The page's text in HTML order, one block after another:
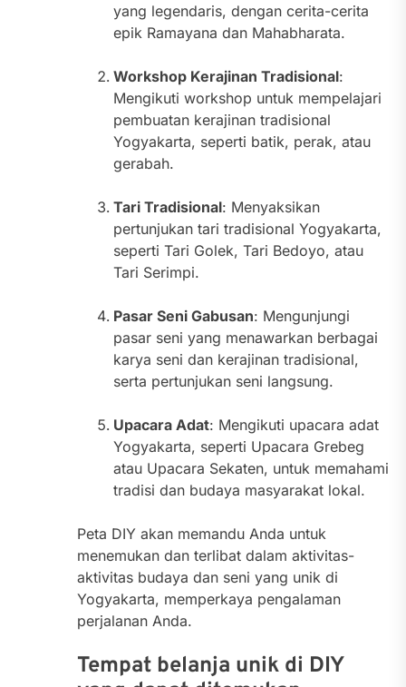
yang legendaris, dengan cerita-cerita
epik Ramayana dan Mahabharata.
Workshop Kerajinan Tradisional:
Mengikuti workshop untuk mempelajari
pembuatan kerajinan tradisional
Yogyakarta, seperti batik, perak, atau
gerabah.
Tari Tradisional: Menyaksikan
pertunjukan tari tradisional Yogyakarta,
seperti Tari Golek, Tari Bedoyo, atau
Tari Serimpi.
Pasar Seni Gabusan: Mengunjungi
pasar seni yang menawarkan berbagai
karya seni dan kerajinan tradisional,
serta pertunjukan seni langsung.
Upacara Adat: Mengikuti upacara adat
Yogyakarta, seperti Upacara Grebeg
atau Upacara Sekaten, untuk memahami
tradisi dan budaya masyarakat lokal.
Peta DIY akan memandu Anda untuk
menemukan dan terlibat dalam aktivitas-
aktivitas budaya dan seni yang unik di
Yogyakarta, memperkaya pengalaman
perjalanan Anda.
Tempat belanja unik di DIY